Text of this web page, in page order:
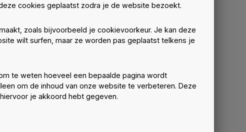
cookies geplaatst zodra je de website bezoekt.
zoals bijvoorbeeld je cookievoorkeur. Je kan deze
wilt surfen, maar ze worden pas geplaatst telkens je
te weten hoeveel een bepaalde pagina wordt
om de inhoud van onze website te verbeteren. Deze
je akkoord hebt gegeven.